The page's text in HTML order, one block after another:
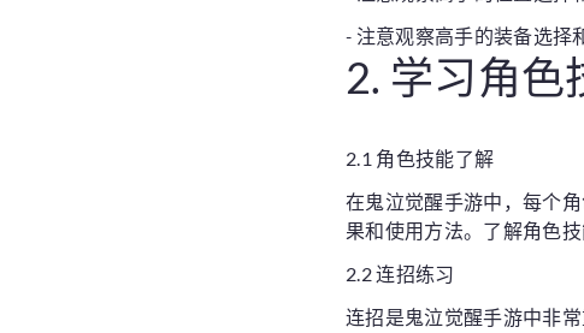
- 注意观察高手的装备选择
2. 学习角色
2.1 角色技能了解
在鬼泣觉醒手游中，每个
果和使用方法。了解角色
2.2 连招练习
连招是鬼泣觉醒手游中非